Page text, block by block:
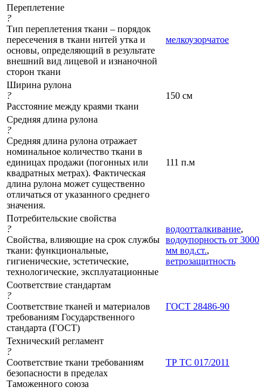
Переплетение
?
Тип переплетения ткани – порядок
пересечения в ткани нитей утка и
основы, определяющий в результате
внешний вид лицевой и изнаночной
сторон ткани
мелкоузорчатое
Ширина рулона
?
Расстояние между краями ткани
150 см
Средняя длина рулона
?
Средняя длина рулона отражает
номинальное количество ткани в
единицах продажи (погонных или
квадратных метрах). Фактическая
длина рулона может существенно
отличаться от указанного среднего
значения.
111 п.м
Потребительские свойства
?
Свойства, влияющие на срок службы
ткани: функциональные,
гигиенические, эстетические,
технологические, эксплуатационные
водоотталкивание,
водоупорность от 3000
мм вод.ст.,
ветрозащитность
Соответствие стандартам
?
Соответствие тканей и материалов
требованиям Государственного
стандарта (ГОСТ)
ГОСТ 28486-90
Технический регламент
?
Соответствие ткани требованиям
безопасности в пределах
Таможенного союза
ТР ТС 017/2011